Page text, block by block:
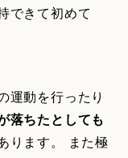
できて初めて
運動を行ったり
落ちたとしても
ります。 また極